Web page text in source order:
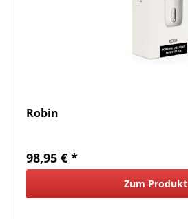
Robin
98,95 € *
Zum Produkt